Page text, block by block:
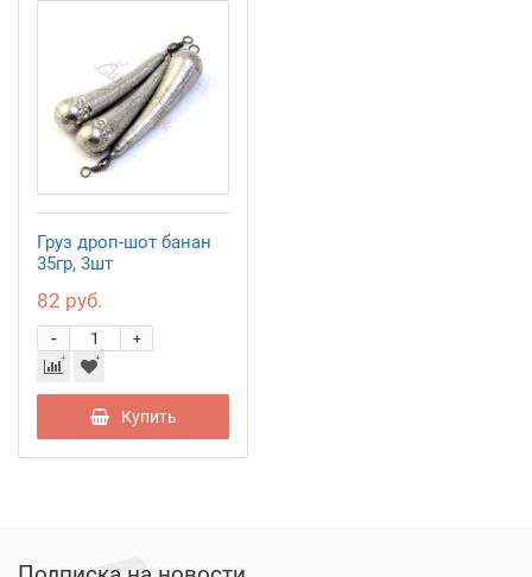
Груз дроп-шот банан
35гр, 3шт
82 руб.
+
-
Купить